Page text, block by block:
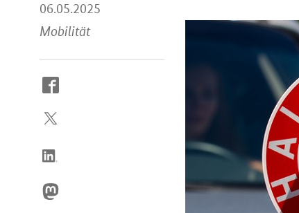
06.05.2025
Mobilität
So
Sie
Internet